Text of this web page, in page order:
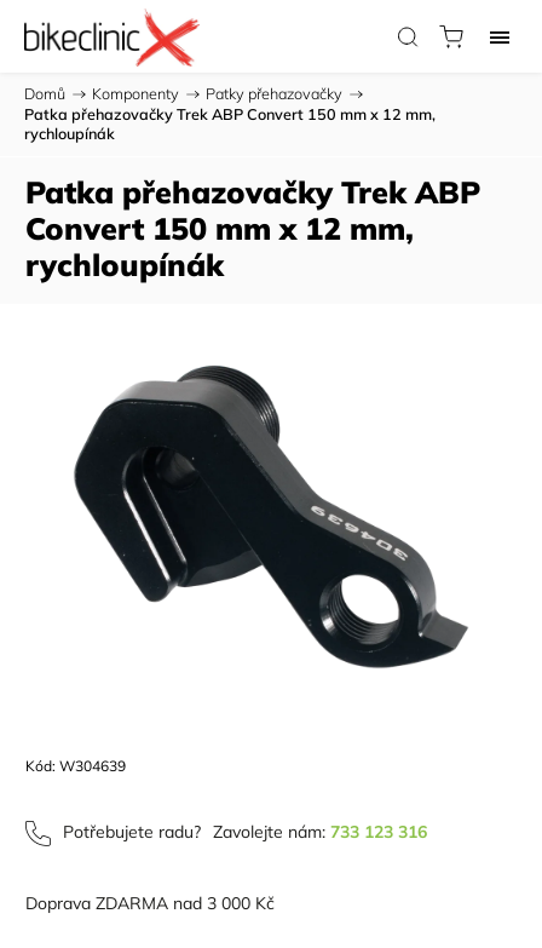
Domů / Komponenty / Patky přehazovačky /
Patka přehazovačky Trek ABP Convert 150 mm x 12 mm,
rychloupínák
Patka přehazovačky Trek ABP
Convert 150 mm x 12 mm,
rychloupínák
Kód: W304639
Potřebujete radu? Zavolejte nám: 733 123 316
Doprava ZDARMA nad 3 000 Kč